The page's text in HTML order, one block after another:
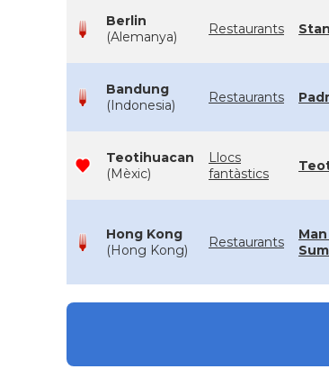
Berlin
(Alemanya)
Restaurants
Bandung
(Indonesia)
Restaurants
Teotihuacan
(Mèxic)
Llocs
fantàstics
Hong Kong
(Hong Kong)
Restaurants
Sum